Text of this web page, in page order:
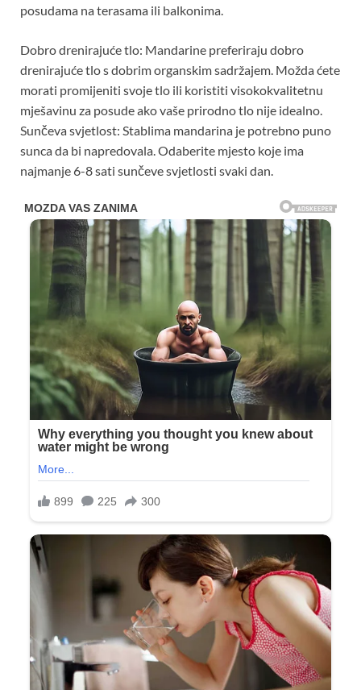
posudama na terasama ili balkonima.
Dobro drenirajuće tlo: Mandarine preferiraju dobro
drenirajuće tlo s dobrim organskim sadržajem. Možda ćete
morati promijeniti svoje tlo ili koristiti visokokvalitetnu
mješavinu za posude ako vaše prirodno tlo nije idealno.
Sunčeva svjetlost: Stablima mandarina je potrebno puno
sunca da bi napredovala. Odaberite mjesto koje ima
najmanje 6-8 sati sunčeve svjetlosti svaki dan.